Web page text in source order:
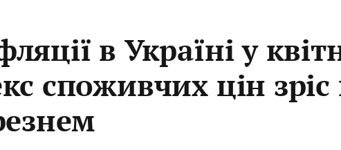
в Україні у
споживчих цін зріс